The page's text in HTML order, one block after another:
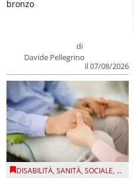
di
Davide Pellegrino
il 07/08/2026
bronzo
DISABILITÀ,SANITÀ,SOCIALE, ...